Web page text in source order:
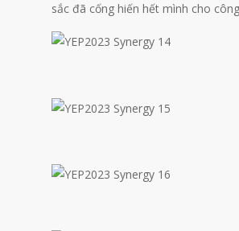
sắc đã cống hiến hết mình cho